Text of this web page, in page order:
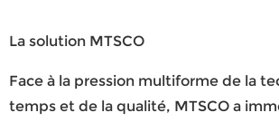
La solution MTSCO
Face à la pression multiforme de la
temps et de la qualité, MTSCO a